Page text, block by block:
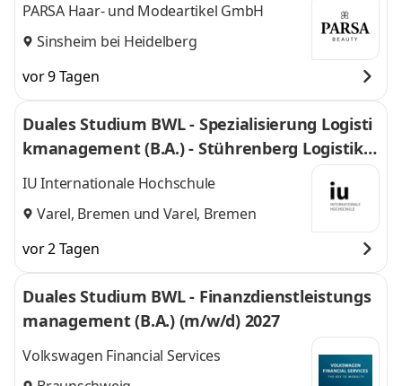
PARSA Haar- und Modeartikel GmbH
Sinsheim bei Heidelberg
vor 9 Tagen
Duales Studium BWL - Spezialisierung Logisti
kmanagement (B.A.) - Stührenberg Logistik G
mbH
IU Internationale Hochschule
Varel, Bremen und Varel, Bremen
vor 2 Tagen
Duales Studium BWL - Finanzdienstleistungs
management (B.A.) (m/w/d) 2027
Volkswagen Financial Services